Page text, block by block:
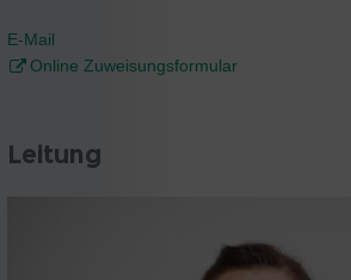
E-Mail
Online Zuweisungsformular
Leitung